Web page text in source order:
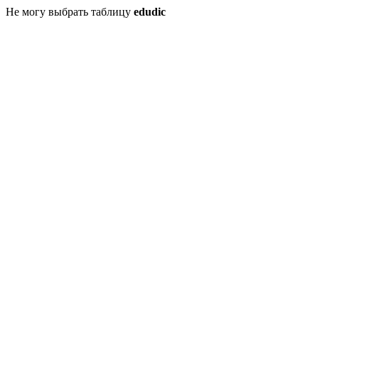
Не могу выбрать таблицу edudic